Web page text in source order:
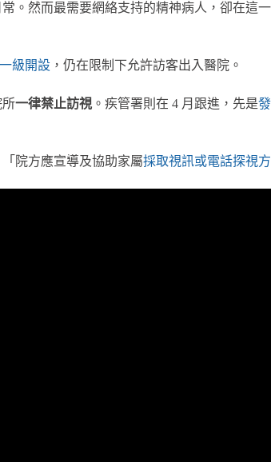
然而最需要網絡支持的精神病人，卻在這
一級開設 ，仍在限制下允許訪客出入醫院。
所一律禁止訪視 。疾管署則在 4 月跟進，先是
院方應宣導及協助家屬採取視訊或電話探視